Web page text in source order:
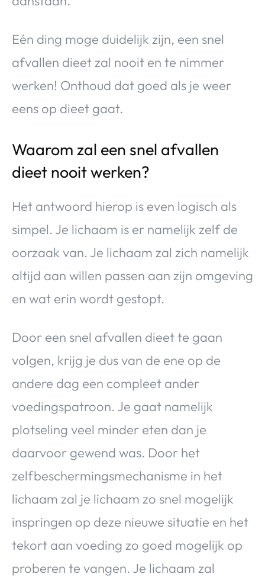
Eén ding moge duidelijk zijn, een snel
afvallen dieet zal nooit en te nimmer
werken! Onthoud dat goed als je weer
eens op dieet gaat.
Waarom zal een snel afvallen
dieet nooit werken?
Het antwoord hierop is even logisch als
simpel. Je lichaam is er namelijk zelf de
oorzaak van. Je lichaam zal zich namelijk
altijd aan willen passen aan zijn omgeving
en wat erin wordt gestopt.
Door een snel afvallen dieet te gaan
volgen, krijg je dus van de ene op de
andere dag een compleet ander
voedingspatroon. Je gaat namelijk
plotseling veel minder eten dan je
daarvoor gewend was. Door het
zelfbeschermingsmechanisme in het
lichaam zal je lichaam zo snel mogelijk
inspringen op deze nieuwe situatie en het
tekort aan voeding zo goed mogelijk op
proberen te vangen. Je lichaam zal